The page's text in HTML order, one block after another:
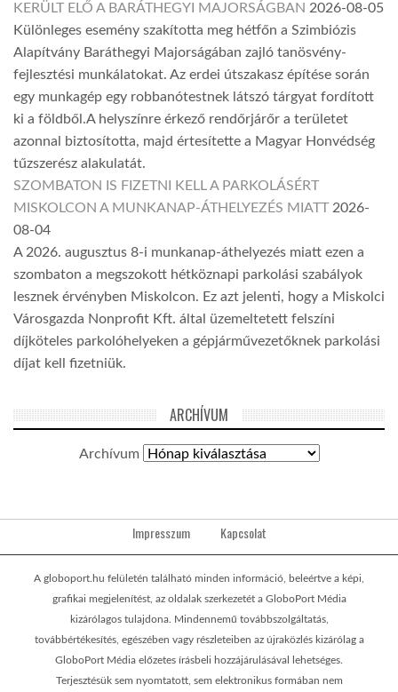
KERÜLT ELŐ A BARÁTHEGYI MAJORSÁGBAN 2026-08-05
Különleges esemény szakította meg hétfőn a Szimbiózis
Alapítvány Baráthegyi Majorságában zajló tanösvény-
fejlesztési munkálatokat. Az erdei útszakasz építése során
egy munkagép egy robbanótestnek látszó tárgyat fordított
ki a földből.A helyszínre érkező rendőrjárőr a területet
azonnal biztosította, majd értesítette a Magyar Honvédség
tűzszerész alakulatát.
SZOMBATON IS FIZETNI KELL A PARKOLÁSÉRT
MISKOLCON A MUNKANAP-ÁTHELYEZÉS MIATT 2026-
08-04
A 2026. augusztus 8-i munkanap-áthelyezés miatt ezen a
szombaton a megszokott hétköznapi parkolási szabályok
lesznek érvényben Miskolcon. Ez azt jelenti, hogy a Miskolci
Városgazda Nonprofit Kft. által üzemeltetett felszíni
díjköteles parkolóhelyeken a gépjárművezetőknek parkolási
díjat kell fizetniük.
ARCHÍVUM
Archívum
Impresszum Kapcsolat
A globoport.hu felületén található minden információ, beleértve a képi,
grafikai megjelenítést, az oldalak szerkezetét a GloboPort Média
kizárólagos tulajdona. Mindennemű továbbszolgáltatás,
továbbértékesítés, egészében vagy részleteiben az újraközlés kizárólag a
GloboPort Média előzetes írásbeli hozzájárulásával lehetséges.
Terjesztésük sem nyomtatott, sem elektronikus formában nem